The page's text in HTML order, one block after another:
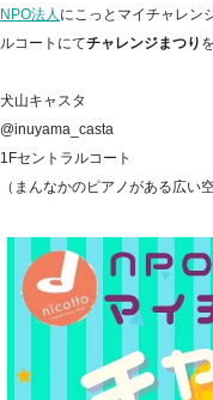
NPO法人 にこっとマイチャレン
ルコート にてチャレンジまつり
犬山キャスタ
@inuyama_casta
1Fセントラルコート
（まんなかのピアノがある広い